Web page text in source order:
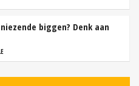
biggen? Denk aan